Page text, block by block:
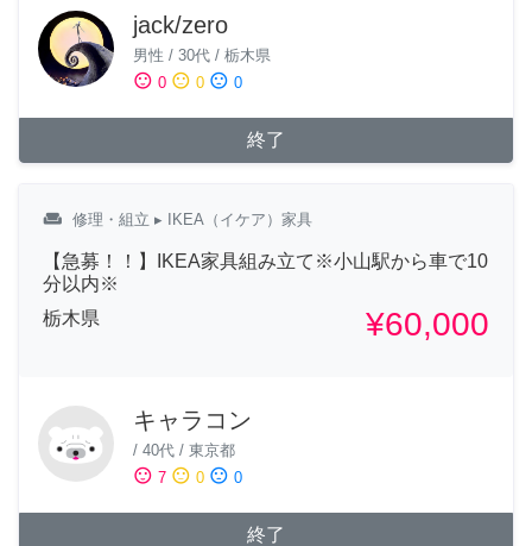
jack/zero
男性 / 30代 / 栃木県
sentiment_satisfied 0 sentiment_neutral 0 sentiment_dissatisfied 0
終了
weekend 修理・組立 ▸ IKEA（イケア）家具
【急募！！】IKEA家具組み立て※小山駅から車で10
分以内※
栃木県
¥60,000
キャラコン
/ 40代 / 東京都
sentiment_satisfied 7 sentiment_neutral 0 sentiment_dissatisfied 0
終了